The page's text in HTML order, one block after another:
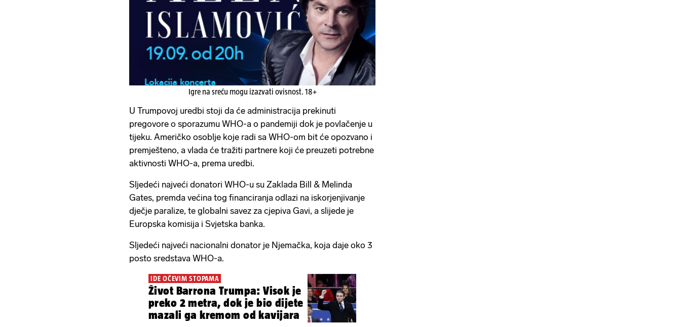
Igre na sreću mogu izazvati ovisnost. 18+
U Trumpovoj uredbi stoji da će administracija prekinuti
pregovore o sporazumu WHO-a o pandemiji dok je povlačenje u
tijeku. Američko osoblje koje radi sa WHO-om bit će opozvano i
premješteno, a vlada će tražiti partnere koji će preuzeti potrebne
aktivnosti WHO-a, prema uredbi.
Sljedeći najveći donatori WHO-u su Zaklada Bill & Melinda
Gates, premda većina tog financiranja odlazi na iskorjenjivanje
dječje paralize, te globalni savez za cjepiva Gavi, a slijede je
Europska komisija i Svjetska banka.
Sljedeći najveći nacionalni donator je Njemačka, koja daje oko 3
posto sredstava WHO-a.
IDE OČEVIM STOPAMA
Život Barrona Trumpa: Visok je
preko 2 metra, dok je bio dijete
mazali ga kremom od kavijara